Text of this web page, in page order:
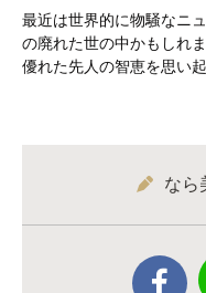
最近は世界的に物騒なニ
の廃れた世の中かもしれ
優れた先人の智恵を思い
なら